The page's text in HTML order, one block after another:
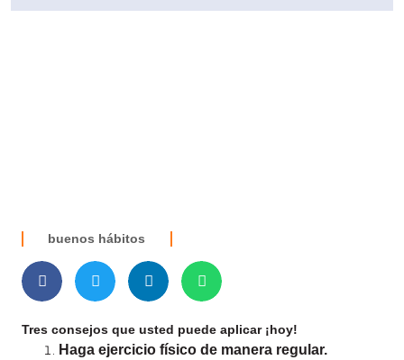
buenos hábitos
Tres consejos que usted puede aplicar ¡hoy!
Haga ejercicio físico de manera regular.